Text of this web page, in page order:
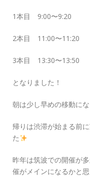
1本目 9:00〜9:20
2本目 11:00〜11:20
3本目 13:30〜13:50
となりました！
朝は少し早めの移動に
帰りは渋滞が始まる前
た
昨年は筑波での開催が
催がメインになるかと思